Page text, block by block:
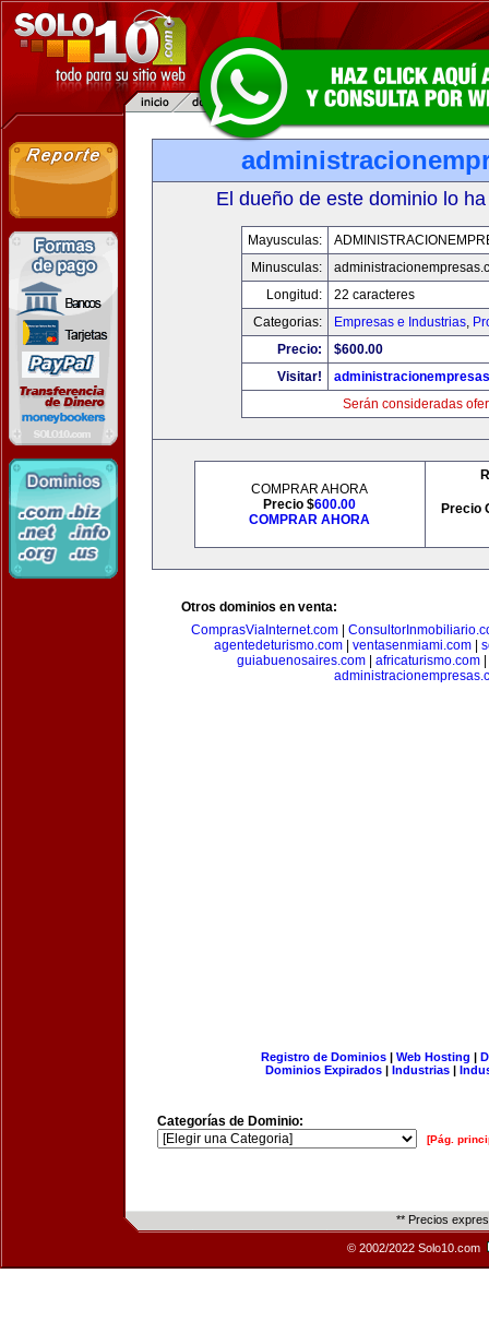
El dueño de este dominio lo
Mayusculas:
Minusculas:
Longitud:
22 caracteres
Categorias:
Empresas e Industrias,
Precio:
$600.00
Visitar!
Serán consideradas
COMPRAR AHORA
Precio $600.00
COMPRAR AHORA
Precio
Otros dominios en venta:
ComprasViaInternet.com
agentedeturismo.com| ventasenmiami.com|
guiabuenosaires.com
africaturismo.com
Registro de Dominios| Web Hosting |
Dominios Expirados | Industrias |
Categorías de Dominio:
[Pág.
** Precios
© 2002/2022 Solo10.com